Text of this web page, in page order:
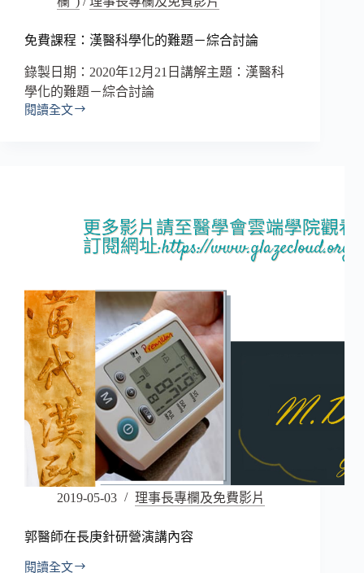
免費課程：漢醫科學化的難題－綜合討論
錄製日期：2020年12月21日講解主題：漢醫科
學化的難題－綜合討論
閱讀全文
2019-05-03 理事長專欄及免費影片
郭醫師在長庚針研營演講內容
閱讀全文